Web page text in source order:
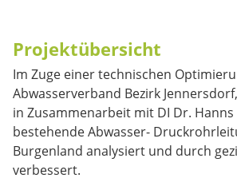
Projektübersicht
Im Zuge einer technischen
Abwasserverband Bezirk
in Zusammenarbeit mit DI Dr.
bestehende Abwasser-
Burgenland analysiert und durch
verbessert.